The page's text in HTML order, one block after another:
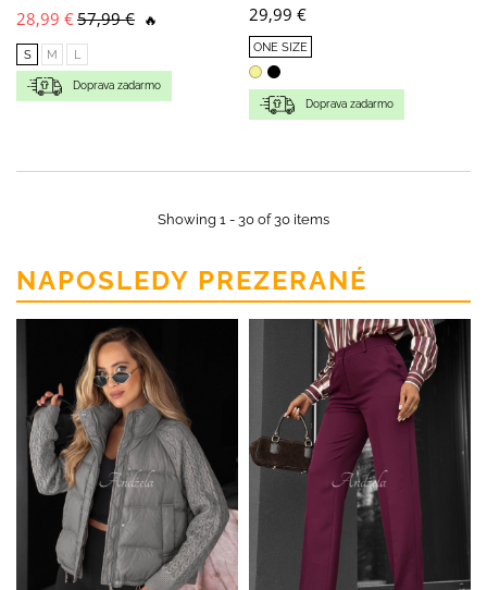
28,99 €57,99 € 🔥
S M L
Doprava zadarmo
29,99 €
ONE SIZE
Doprava zadarmo
Showing 1 - 30 of 30 items
NAPOSLEDY PREZERANÉ